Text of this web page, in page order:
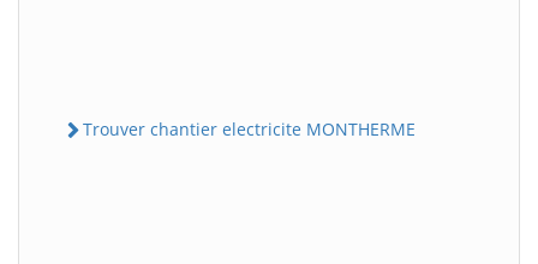
Trouver chantier electricite MONTHERME